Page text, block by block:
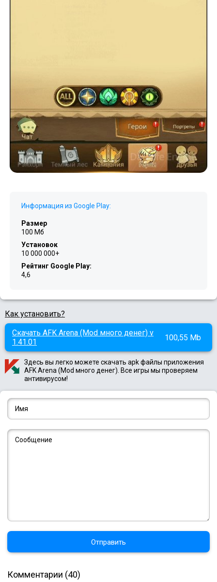
Информация из Google Play:
Размер
100 Мб
Установок
10 000 000+
Рейтинг Google Play:
4,6
Как установить?
Скачать AFK Arena (Mod много денег) v
1.41.01
100,55 Mb
Здесь вы легко можете скачать apk файлы приложения
AFK Arena (Mod много денег). Все игры мы проверяем
антивирусом!
Отправить
Комментарии (40)